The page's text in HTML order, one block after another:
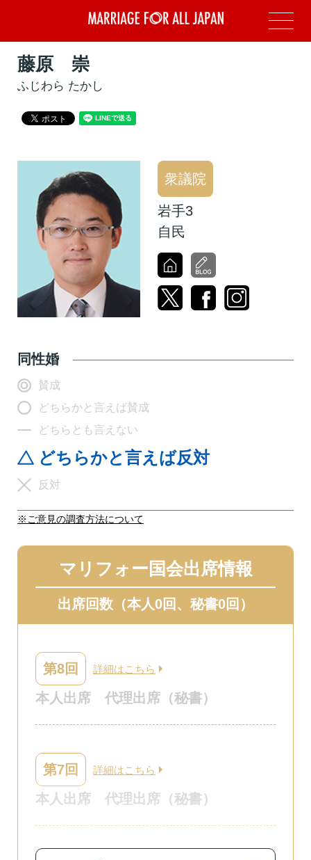
藤原 崇
ふじわら たかし
衆議院
岩手3
自民
同性婚
賛成
どちらかと言えば賛成
どちらとも言えない
どちらかと言えば反対
反対
※ご意見の調査方法について
マリフォー国会出席情報
出席回数（本人0回、秘書0回）
第8回 詳細はこちら
本人出席 代理出席（秘書）
第7回 詳細はこちら
本人出席 代理出席（秘書）